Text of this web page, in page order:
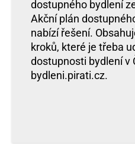
dostupného bydlení
Akční plán
nabízí řešení.
kroků, které je třeba
dostupnosti bydlení v
bydleni.pirati.cz.